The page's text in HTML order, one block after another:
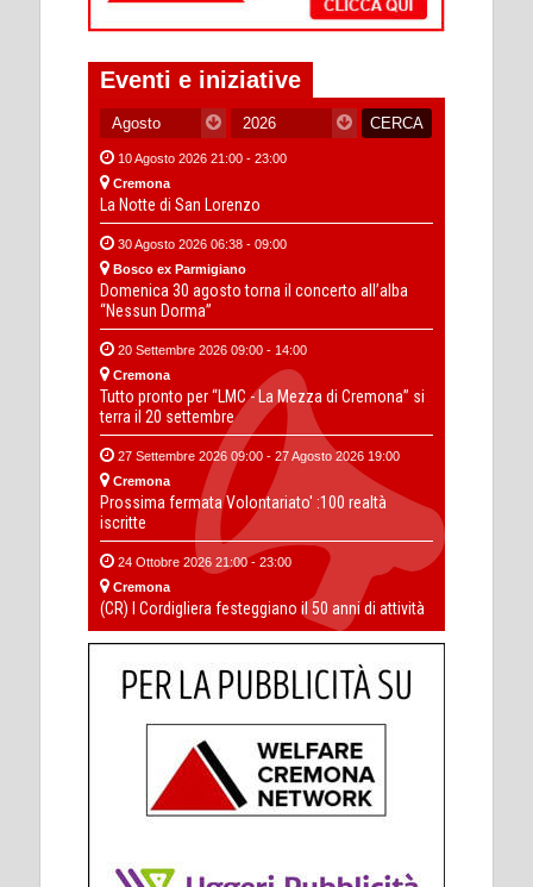
Eventi e iniziative
10 Agosto 2026 21:00 - 23:00
Cremona
La Notte di San Lorenzo
30 Agosto 2026 06:38 - 09:00
Bosco ex Parmigiano
Domenica 30 agosto torna il concerto all’alba
“Nessun Dorma”
20 Settembre 2026 09:00 - 14:00
Cremona
Tutto pronto per “LMC - La Mezza di Cremona” si
terra il 20 settembre
27 Settembre 2026 09:00 - 27 Agosto 2026 19:00
Cremona
Prossima fermata Volontariato' :100 realtà
iscritte
24 Ottobre 2026 21:00 - 23:00
Cremona
(CR) I Cordigliera festeggiano il 50 anni di attività